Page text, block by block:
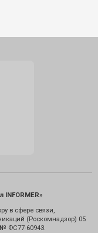
в сфере связи,
(Роскомнадзор) 05
№ ФС77-60943.